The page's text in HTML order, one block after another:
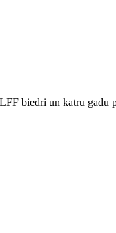
biedri un katru gadu